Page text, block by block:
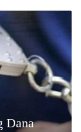
Dana